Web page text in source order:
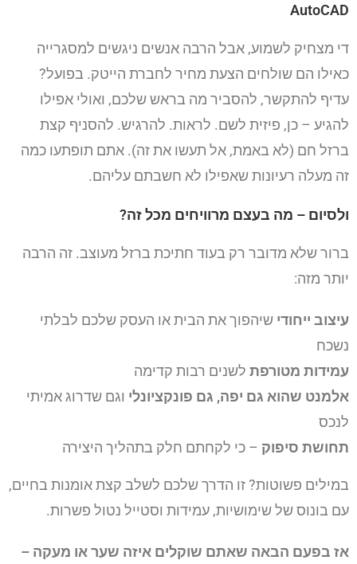
AutoCAD
די מצחיק לשמוע, אבל הרבה אנשים ניגשים למסגרייה
כאילו הם שולחים הצעת מחיר לחברת הייטק. בפועל?
עדיף להתקשר, להסביר מה בראש שלכם, ואולי אפילו
להגיע – כן, פיזית לשם. לראות. להרגיש. להסניף קצת
ברזל חם (לא באמת, אל תעשו את זה). אתם תופתעו כמה
זה מעלה רעיונות שאפילו לא חשבתם עליהם.
ולסיום – מה בעצם מרוויחים מכל זה?
ברור שלא מדובר רק בעוד חתיכת ברזל מעוצב. זה הרבה
יותר מזה:
עיצוב ייחודי שיהפוך את הבית או העסק שלכם לבלתי
נשכח
עמידות מטורפת לשנים רבות קדימה
אלמנט שהוא גם יפה, גם פונקציונלי וגם שדרוג אמיתי
לנכס
תחושת סיפוק – כי לקחתם חלק בתהליך היצירה
במילים פשוטות? זו הדרך שלכם לשלב קצת אומנות בחיים,
עם בונוס של שימושיות, עמידות וסטייל נטול פשרות.
אז בפעם הבאה שאתם שוקלים איזה שער או מעקה –